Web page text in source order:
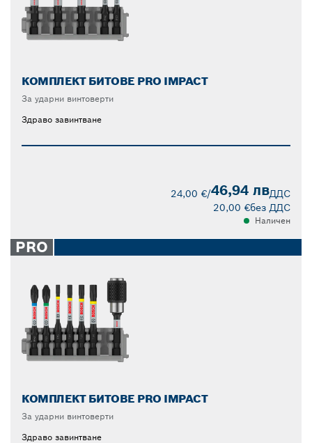
КОМПЛЕКТ БИТОВЕ PRO IMPACT
За ударни винтоверти
Здраво завинтване
24,00 €/46,94 лвДДС
20,00 €без ДДС
Наличен
PRO
КОМПЛЕКТ БИТОВЕ PRO IMPACT
За ударни винтоверти
Здраво завинтване